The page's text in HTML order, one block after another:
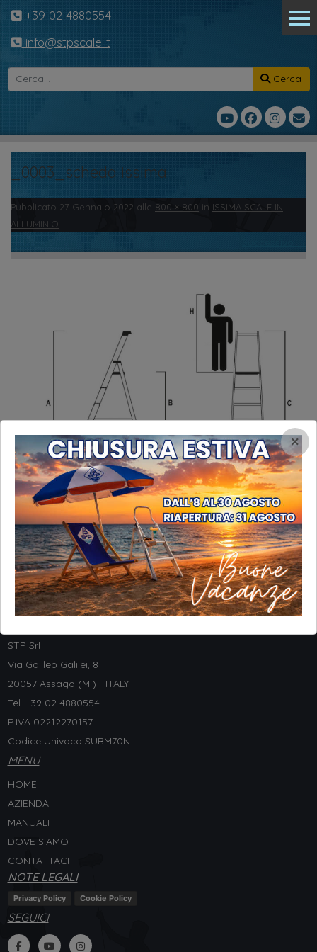
+39 02 4880554
info@stpscale.it
Cerca
_0003_scheda issima
Pubblicato 27 Gennaio 2022 alle 800 × 800 in ISSIMA SCALE IN
ALLUMINIO
STP Srl
Via Galileo Galilei, 8
20057 Assago (MI) - ITALY
Tel. +39 02 4880554
P.IVA 02212270157
Codice Univoco SUBM70N
MENU
HOME
AZIENDA
MANUALI
DOVE SIAMO
CONTATTACI
NOTE LEGALI
Privacy Policy Cookie Policy
SEGUICI
×